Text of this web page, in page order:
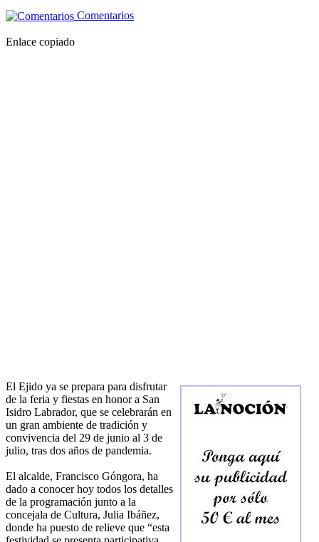
Comentarios
Enlace copiado
El Ejido ya se prepara para disfrutar
de la feria y fiestas en honor a San
Isidro Labrador, que se celebrarán en
un gran ambiente de tradición y
convivencia del 29 de junio al 3 de
julio, tras dos años de pandemia.
El alcalde, Francisco Góngora, ha
dado a conocer hoy todos los detalles
de la programación junto a la
concejala de Cultura, Julia Ibáñez,
donde ha puesto de relieve que “esta